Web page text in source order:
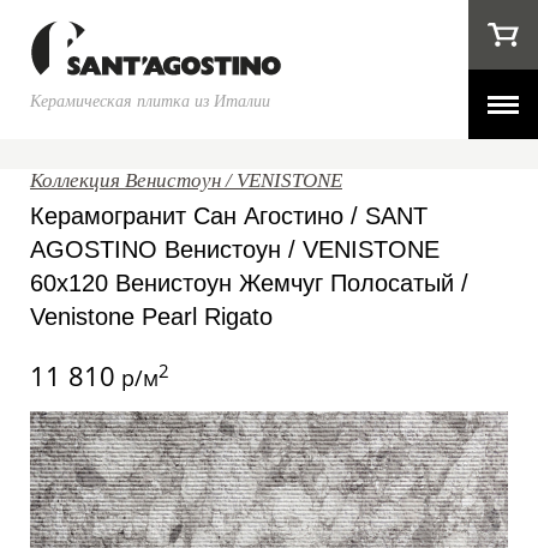
Керамическая плитка из Италии
Коллекция Венистоун / VENISTONE
Керамогранит Сан Агостино / SANT
AGOSTINO Венистоун / VENISTONE
60x120 Венистоун Жемчуг Полосатый /
Venistone Pearl Rigato
11 810 р/м2